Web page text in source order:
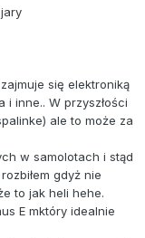
się elektroniką
inne.. W przyszłości
ale to może za
w samolotach i stąd
gdyż nie
to jak heli hehe.
E mktóry idealnie